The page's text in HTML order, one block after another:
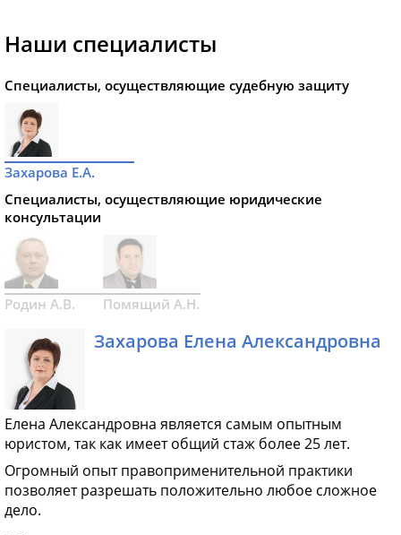
Наши специалисты
Специалисты, осуществляющие судебную защиту
Захарова Е.А.
Специалисты, осуществляющие юридические
консультации
Родин А.В. Помящий А.Н.
Захарова Елена Александровна
Елена Александровна является самым опытным
юристом, так как имеет общий стаж более 25 лет.
Огромный опыт правоприменительной практики
позволяет разрешать положительно любое сложное
дело.